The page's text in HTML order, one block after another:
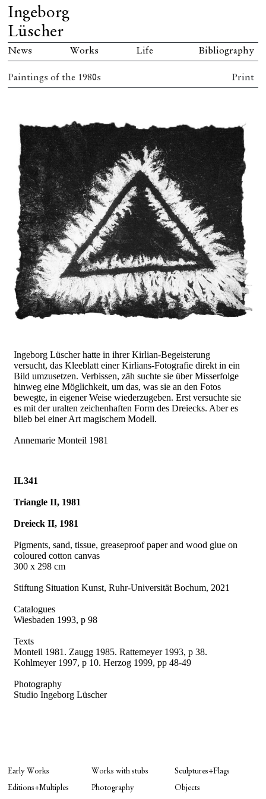
Ingeborg
Lüscher
News Works Life Bibliography
Paintings of the 1980s Print
Ingeborg Lüscher hatte in ihrer Kirlian-Begeisterung
versucht, das Kleeblatt einer Kirlians-Fotografie direkt in ein
Bild umzusetzen. Verbissen, zäh suchte sie über Misserfolge
hinweg eine Möglichkeit, um das, was sie an den Fotos
bewegte, in eigener Weise wiederzugeben. Erst versuchte sie
es mit der uralten zeichenhaften Form des Dreiecks. Aber es
blieb bei einer Art magischem Modell.
Annemarie Monteil 1981
IL341
Triangle II, 1981
Dreieck II, 1981
Pigments, sand, tissue, greaseproof paper and wood glue on
coloured cotton canvas
300 x 298 cm
Stiftung Situation Kunst, Ruhr-Universität Bochum, 2021
Catalogues
Wiesbaden 1993, p 98
Texts
Monteil 1981. Zaugg 1985. Rattemeyer 1993, p 38.
Kohlmeyer 1997, p 10. Herzog 1999, pp 48-49
Photography
Studio Ingeborg Lüscher
Early Works Works with stubs Sculptures+Flags
Editions+Multiples Photography Objects